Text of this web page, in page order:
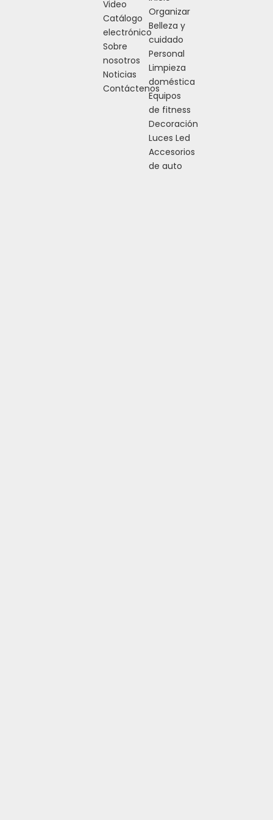
Video
Catálogo
electrónico
Sobre
nosotros
Noticias
Contáctenos
Organizar
Belleza y
cuidado
Personal
Limpieza
doméstica
Equipos
de fitness
Decoración
Luces Led
Accesorios
de auto